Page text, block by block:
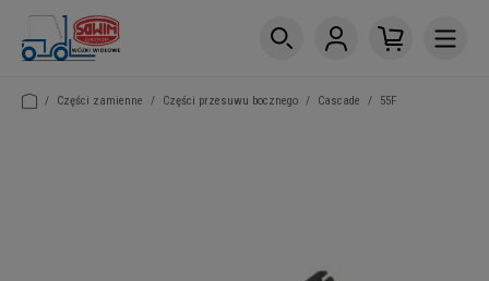
/ Części zamienne / Części przesuwu bocznego / Cascade / 55F